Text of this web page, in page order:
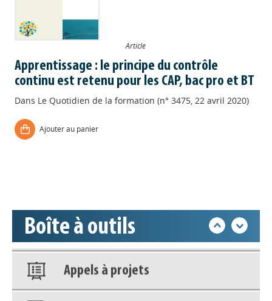
Article
Apprentissage : le principe du contrôle
continu est retenu pour les CAP, bac pro et BT
Dans Le Quotidien de la formation (n° 3475, 22 avril 2020)
Ajouter au panier
Boîte à outils
Appels à projets
Déposer une actu !
Nos veilles Scoop.it
Appels à projets